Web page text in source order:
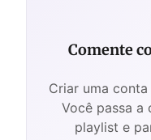
Comente
Criar uma
Você passa a
playlist e